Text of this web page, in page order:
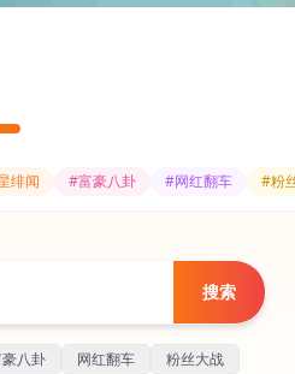
绯闻 #富豪八卦 #网红翻车 #粉
搜索
八卦 网红翻车
粉丝大战